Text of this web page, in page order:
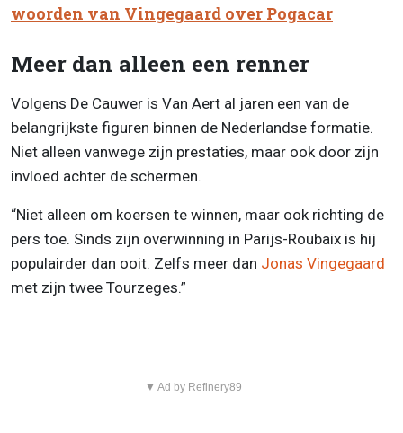
woorden van Vingegaard over Pogacar
Meer dan alleen een renner
Volgens De Cauwer is Van Aert al jaren een van de
belangrijkste figuren binnen de Nederlandse formatie.
Niet alleen vanwege zijn prestaties, maar ook door zijn
invloed achter de schermen.
“Niet alleen om koersen te winnen, maar ook richting de
pers toe. Sinds zijn overwinning in Parijs-Roubaix is hij
populairder dan ooit. Zelfs meer dan Jonas Vingegaard
met zijn twee Tourzeges.”
▼ Ad by Refinery89